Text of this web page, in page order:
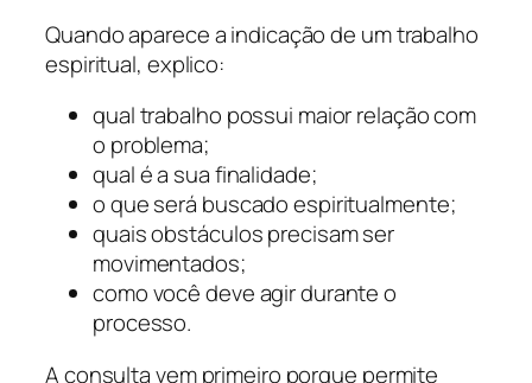
Quando aparece a indicação de um trabalho
espiritual, explico:
qual trabalho possui maior relação com
o problema;
qual é a sua finalidade;
o que será buscado espiritualmente;
quais obstáculos precisam ser
movimentados;
como você deve agir durante o
processo.
A consulta vem primeiro porque permite